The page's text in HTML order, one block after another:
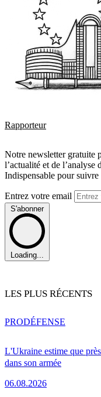
Rapporteur
Notre newsletter gratuite
l’actualité et de l’analyse
Indispensable pour
Entrez votre email
S'abonner
Loading...
LES PLUS RÉCENTS
L'Ukraine estime que
dans son armée
06.08.2026
PRODÉFENSE